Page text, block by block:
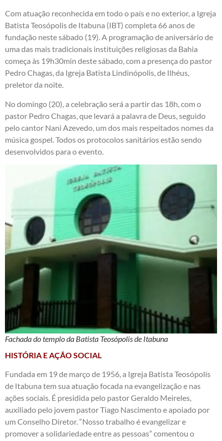
Com atuação reconhecida em todo o país e no exterior, a Igreja
Batista Teosópolis de Itabuna (IBT) completa 66 anos de
fundação neste sábado (19). A programação de aniversário de
uma das mais tradicionais instituições religiosas da Bahia
começa às 19h30min deste sábado, com a presença do pastor
Pedro Chagas, da Igreja Batista Lindinópolis, de Ilhéus,
preletor da noite.
No domingo (20), a celebração será a partir das 18h, com o
pastor Pedro Chagas, que levará a palavra de Deus, seguido
pelo cantor Nani Azevedo, um dos mais respeitados nomes da
música gospel. Todos os protocolos sanitários estão sendo
desenvolvidos para o evento.
Fachada do templo da Batista Teosópolis de Itabuna
HISTÓRIA E AÇÃO SOCIAL
Fundada em 19 de março de 1956, a Igreja Batista Teosópolis
de Itabuna tem sua atuação focada na evangelização e nas
ações sociais. É presidida pelo pastor Geraldo Meireles,
auxiliado pelo jovem pastor Tiago Nascimento e apoiado por
um Conselho Diretor. “Nosso trabalho é evangelizar e
promover a solidariedade entre as pessoas” comentou o